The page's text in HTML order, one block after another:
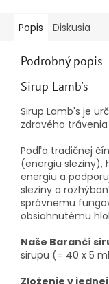
Popis Diskusia
Podrobný popis
Sirup Lamb's
Sirup Lamb's je
zdravého
Podľa tradičnej
(energiu sleziny),
energiu a
sleziny a
správnemu
obsiahnutému
Naše Barančí
sirupu (= 40 x 5